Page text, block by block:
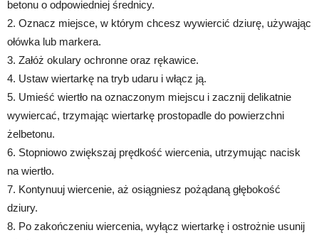
betonu o odpowiedniej średnicy.
2. Oznacz miejsce, w którym chcesz wywiercić dziurę, używając
ołówka lub markera.
3. Załóż okulary ochronne oraz rękawice.
4. Ustaw wiertarkę na tryb udaru i włącz ją.
5. Umieść wiertło na oznaczonym miejscu i zacznij delikatnie
wywiercać, trzymając wiertarkę prostopadle do powierzchni
żelbetonu.
6. Stopniowo zwiększaj prędkość wiercenia, utrzymując nacisk
na wiertło.
7. Kontynuuj wiercenie, aż osiągniesz pożądaną głębokość
dziury.
8. Po zakończeniu wiercenia, wyłącz wiertarkę i ostrożnie usunij